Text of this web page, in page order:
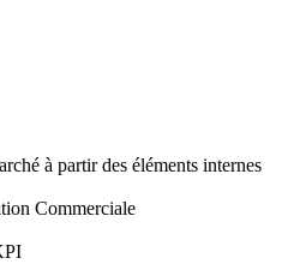
à partir des éléments internes
Commerciale